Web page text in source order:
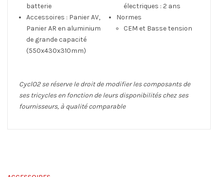
batterie
Accessoires : Panier AV,
Panier AR en aluminium
de grande capacité
(550x430x310mm)
électriques : 2 ans
Normes
CEM et Basse tension
CyclO2 se réserve le droit de modifier les composants de
ses tricycles en fonction de leurs disponibilités chez ses
fournisseurs, à qualité comparable